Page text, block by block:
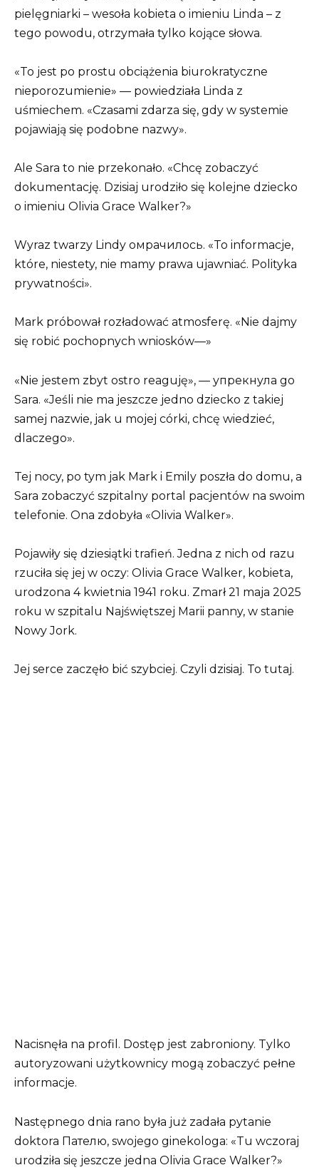
pielęgniarki – wesoła kobieta o imieniu Linda – z
tego powodu, otrzymała tylko kojące słowa.
«To jest po prostu obciążenia biurokratyczne
nieporozumienie» — powiedziała Linda z
uśmiechem. «Czasami zdarza się, gdy w systemie
pojawiają się podobne nazwy».
Ale Sara to nie przekonało. «Chcę zobaczyć
dokumentację. Dzisiaj urodziło się kolejne dziecko
o imieniu Olivia Grace Walker?»
Wyraz twarzy Lindy омрачилось. «To informacje,
które, niestety, nie mamy prawa ujawniać. Polityka
prywatności».
Mark próbował rozładować atmosferę. «Nie dajmy
się robić pochopnych wniosków—»
«Nie jestem zbyt ostro reaguję», — упрекнула go
Sara. «Jeśli nie ma jeszcze jedno dziecko z takiej
samej nazwie, jak u mojej córki, chcę wiedzieć,
dlaczego».
Tej nocy, po tym jak Mark i Emily poszła do domu, a
Sara zobaczyć szpitalny portal pacjentów na swoim
telefonie. Ona zdobyła «Olivia Walker».
Pojawiły się dziesiątki trafień. Jedna z nich od razu
rzuciła się jej w oczy: Olivia Grace Walker, kobieta,
urodzona 4 kwietnia 1941 roku. Zmarł 21 maja 2025
roku w szpitalu Najświętszej Marii panny, w stanie
Nowy Jork.
Jej serce zaczęło bić szybciej. Czyli dzisiaj. To tutaj.
Nacisnęła na profil. Dostęp jest zabroniony. Tylko
autoryzowani użytkownicy mogą zobaczyć pełne
informacje.
Następnego dnia rano była już zadała pytanie
doktora Пателю, swojego ginekologa: «Tu wczoraj
urodziła się jeszcze jedna Olivia Grace Walker?»